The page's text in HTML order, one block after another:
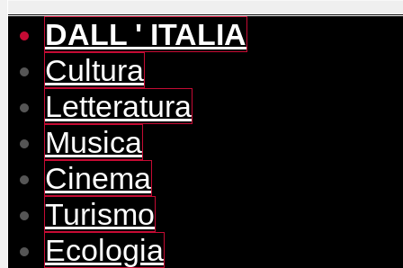
DALL ' ITALIA
Cultura
Letteratura
Musica
Cinema
Turismo
Ecologia